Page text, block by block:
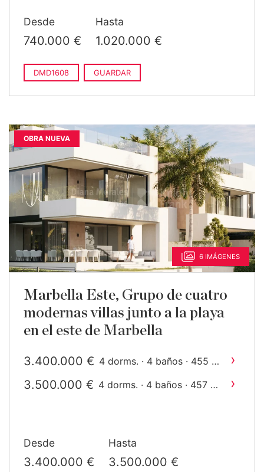
Desde
740.000 €
Hasta
1.020.000 €
DMD1608 GUARDAR
OBRA NUEVA
6 IMÁGENES
Marbella Este, Grupo de cuatro
modernas villas junto a la playa
en el este de Marbella
3.400.000 € 4 dorms. · 4 baños · 455 m ›
3.500.000 € 4 dorms. · 4 baños · 457 m ›
Desde
3.400.000 €
Hasta
3.500.000 €